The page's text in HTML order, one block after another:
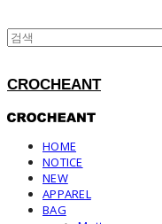
CROCHEANT
HOME
NOTICE
NEW
APPAREL
BAG